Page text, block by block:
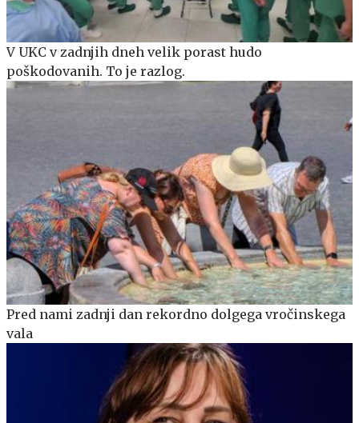
V UKC v zadnjih dneh velik porast hudo
poškodovanih. To je razlog.
Pred nami zadnji dan rekordno dolgega vročinskega
vala